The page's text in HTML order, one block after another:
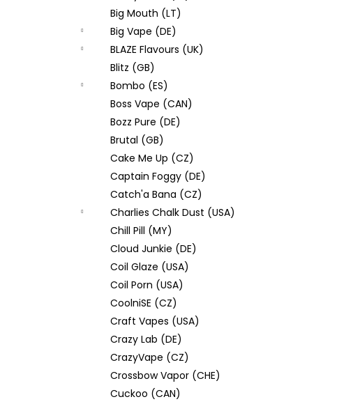
Big Mouth (LT)
Big Vape (DE)
BLAZE Flavours (UK)
Blitz (GB)
Bombo (ES)
Boss Vape (CAN)
Bozz Pure (DE)
Brutal (GB)
Cake Me Up (CZ)
Captain Foggy (DE)
Catch'a Bana (CZ)
Charlies Chalk Dust (USA)
Chill Pill (MY)
Cloud Junkie (DE)
Coil Glaze (USA)
Coil Porn (USA)
CoolniSE (CZ)
Craft Vapes (USA)
Crazy Lab (DE)
CrazyVape (CZ)
Crossbow Vapor (CHE)
Cuckoo (CAN)